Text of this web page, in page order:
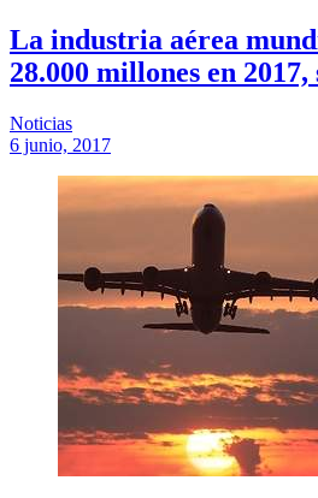
La industria aérea
28.000 millones en
Noticias
6 junio, 2017